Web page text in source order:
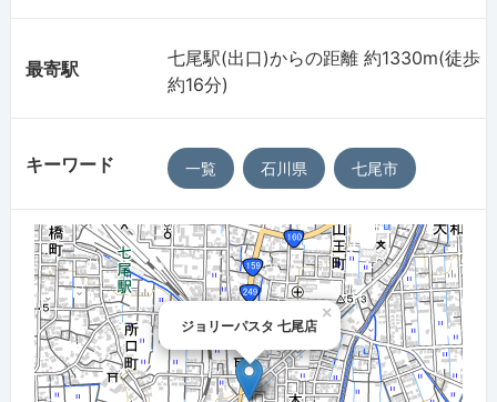
最寄駅
七尾駅(出口)からの距離 約1330m(徒歩
約16分)
キーワード 一覧 石川県 七尾市
ジョリーパスタ 七尾店
×